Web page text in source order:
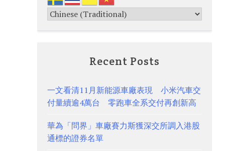
Recent Posts
一文看清11月新能源車廠表現 小米汽車交
付量續逾4萬台 零跑車全系交付再創新高
華為「問界」車廠賽力斯獲深交所調入港股
通標的證券名單